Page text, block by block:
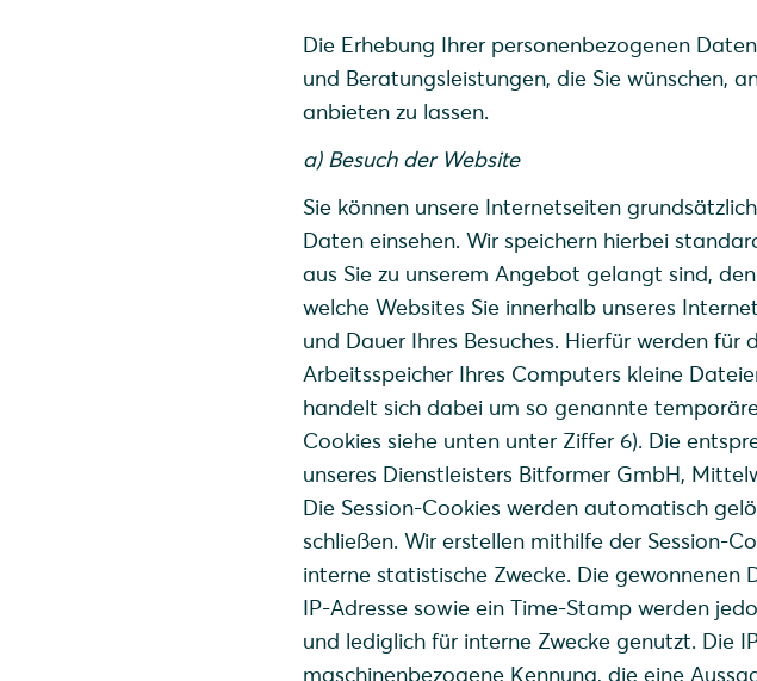
Die Erhebung Ihrer personenbezogenen
und Beratungsleistungen, die Sie wünschen,
anbieten zu lassen.
a) Besuch der Website
Sie können unsere Internetseiten
Daten einsehen. Wir speichern hierbei
aus Sie zu unserem Angebot gelangt sind,
welche Websites Sie innerhalb unseres
und Dauer Ihres Besuches. Hierfür werden für
Arbeitsspeicher Ihres Computers kleine
handelt sich dabei um so genannte
Cookies siehe unten unter Ziffer 6). Die
unseres Dienstleisters Bitformer GmbH,
Die Session-Cookies werden automatisch
schließen. Wir erstellen mithilfe der Session-
interne statistische Zwecke. Die
IP-Adresse sowie ein Time-Stamp werden
und lediglich für interne Zwecke genutzt. Die
maschinenbezogene Kennung, die eine